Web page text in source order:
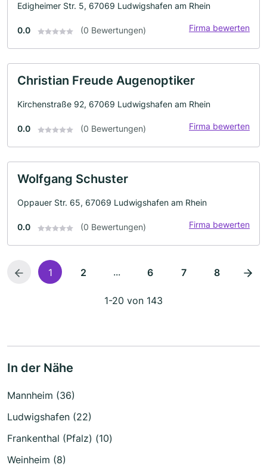
Edigheimer Str. 5, 67069 Ludwigshafen am Rhein
0.0 (0 Bewertungen) Firma bewerten
Christian Freude Augenoptiker
Kirchenstraße 92, 67069 Ludwigshafen am Rhein
0.0 (0 Bewertungen) Firma bewerten
Wolfgang Schuster
Oppauer Str. 65, 67069 Ludwigshafen am Rhein
0.0 (0 Bewertungen) Firma bewerten
1 2 ... 6 7 8
1-20 von 143
In der Nähe
Mannheim (36)
Ludwigshafen (22)
Frankenthal (Pfalz) (10)
Weinheim (8)